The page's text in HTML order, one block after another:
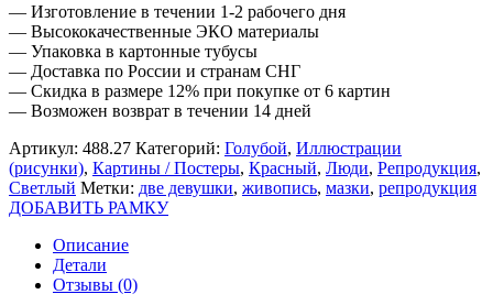
— Изготовление в течении 1-2 рабочего дня
— Высококачественные ЭКО материалы
— Упаковка в картонные тубусы
— Доставка по России и странам СНГ
— Скидка в размере 12% при покупке от 6 картин
— Возможен возврат в течении 14 дней
Артикул: 488.27 Категорий: Голубой, Иллюстрации
(рисунки), Картины / Постеры, Красный, Люди, Репродукция,
Светлый Метки: две девушки, живопись, мазки, репродукция
ДОБАВИТЬ РАМКУ
Описание
Детали
Отзывы (0)